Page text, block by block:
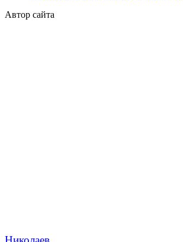
Автор сайта